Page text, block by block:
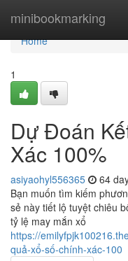
minibookmarking
Home
Home
1
Dự Đoán
Xác 100%
asiyaohyl556365 64
Bạn muốn tìm kiếm
sẻ này tiết lộ tuyệt chiêu
tỷ lệ may mắn xổ
https://
quả-xổ-số-chính-xác-100